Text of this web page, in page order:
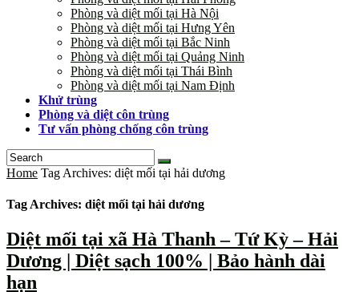
Phòng và diệt mối tại Hà Nội
Phòng và diệt mối tại Hưng Yên
Phòng và diệt mối tại Bắc Ninh
Phòng và diệt mối tại Quảng Ninh
Phòng và diệt mối tại Thái Bình
Phòng và diệt mối tại Nam Định
Khử trùng
Phòng và diệt côn trùng
Tư vấn phòng chống côn trùng
Home Tag Archives: diệt mối tại hải dương
Tag Archives: diệt mối tại hải dương
Diệt mối tại xã Hà Thanh – Tứ Kỳ – Hải
Dương | Diệt sạch 100% | Bảo hành dài
hạn